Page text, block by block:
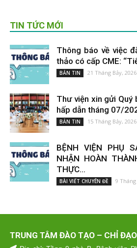
TIN TỨC MỚI
Thông báo về việc
thảo có cấp CME:
BẢN TIN 21 Tháng Bảy, 2026
Thư viện xin gửi Quý
hấp dẫn tháng 07/
BẢN TIN 15 Tháng Bảy, 2026
BỆNH VIỆN PHỤ
NHẬN HOÀN
THỰC...
BÀI VIẾT CHUYÊN ĐỀ 9 Tháng
TRUNG TÂM ĐÀO TẠO – CHỈ